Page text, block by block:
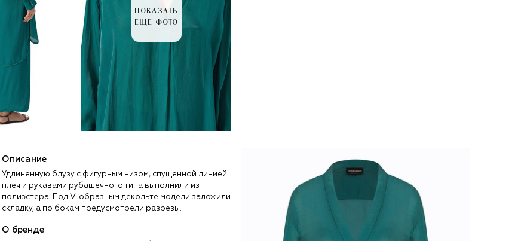
ПОКАЗАТЬ
ЕЩЕ ФОТО
Описание
Удлиненную блузу с фигурным низом, спущенной линией
плеч и рукавами рубашечного типа выполнили из
полиэстера. Под V-образным декольте модели заложили
складку, а по бокам предусмотрели разрезы.
О бренде